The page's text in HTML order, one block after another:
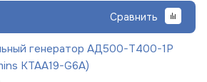
Сравнить
генератор АД500-Т400-1Р
KTAA19-G6A)